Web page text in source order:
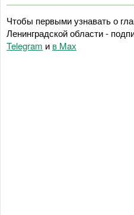
Чтобы первыми узнавать о
Ленинградской области -
Telegram и в Maх